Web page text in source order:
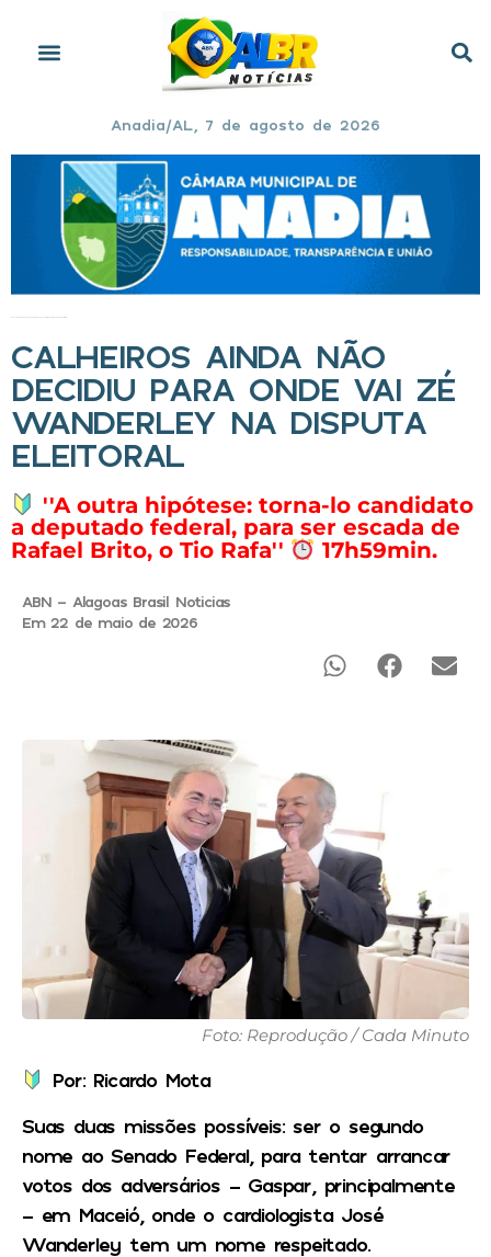
Anadia/AL, 7 de agosto de 2026
CALHEIROS AINDA NÃO
DECIDIU PARA ONDE VAI ZÉ
WANDERLEY NA DISPUTA
ELEITORAL
''A outra hipótese: torna-lo candidato
a deputado federal, para ser escada de
Rafael Brito, o Tio Rafa''
17h59min.
ABN - Alagoas Brasil Noticias
Em 22 de maio de 2026
Foto: Reprodução / Cada Minuto
Por: Ricardo Mota
Suas duas missões possíveis: ser o segundo
nome ao Senado Federal, para tentar arrancar
votos dos adversários – Gaspar, principalmente
– em Maceió, onde o cardiologista José
Wanderley tem um nome respeitado.